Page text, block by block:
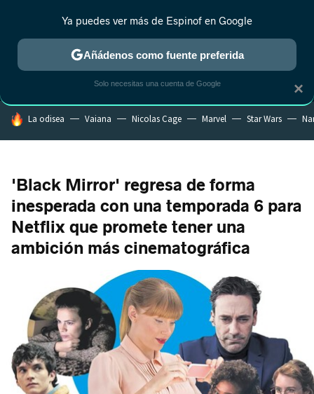
MENÚ NUEVO
ESTRENOS REALITY ANIME RANKINGS CINE
HOY SE HABLA DE
La odisea Vaiana Nicolas Cage Marvel Star Wars
'Black Mirror' regresa de forma
inesperada con una temporada 6 para
Netflix que promete tener una
ambición más cinematográfica
×
Ya puedes ver más de Espinof en Google
Añádenos como fuente preferida
Solo necesitas una cuenta de Google